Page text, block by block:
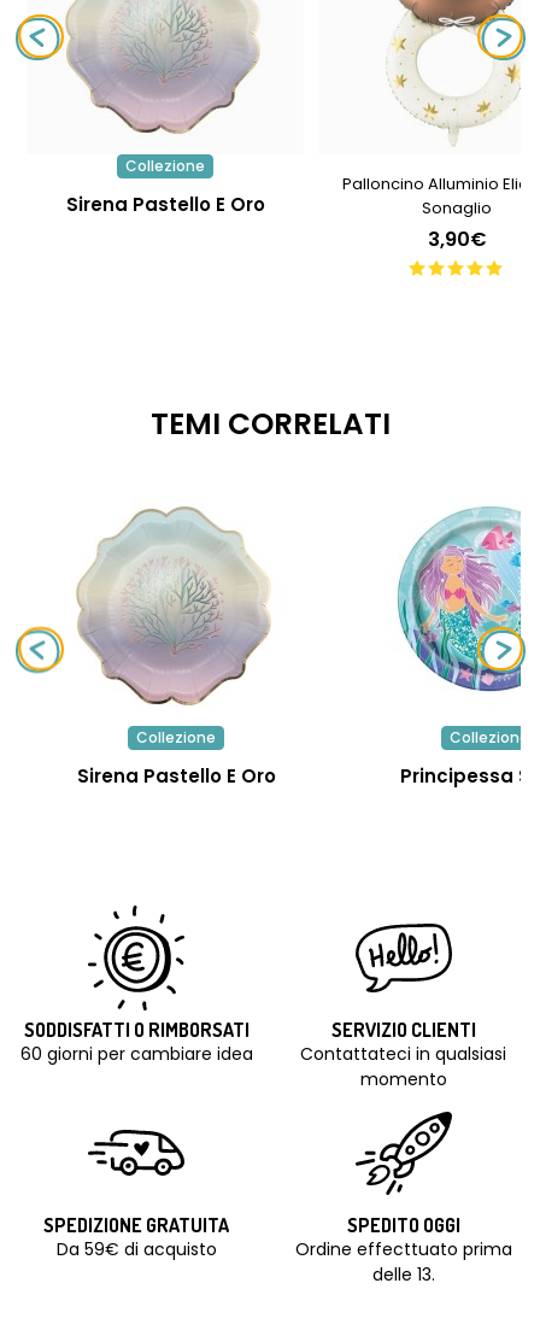
Collezione
Sirena Pastello E Oro
Palloncino Alluminio Elio
Sonaglio
3,90€
TEMI CORRELATI
Collezione
Sirena Pastello E Oro
Collezione
Principessa
SODDISFATTI O RIMBORSATI
60 giorni per cambiare idea
SERVIZIO CLIENTI
Contattateci in qualsiasi
momento
SPEDIZIONE GRATUITA
Da 59€ di acquisto
SPEDITO OGGI
Ordine effecttuato prima
delle 13.